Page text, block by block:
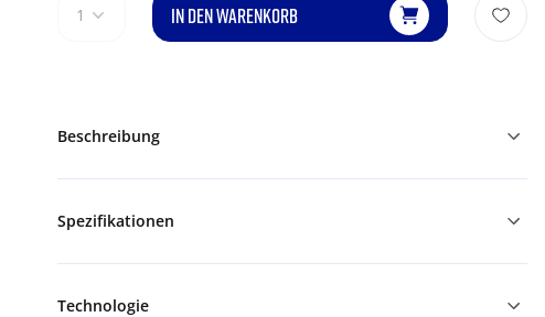
1 IN DEN WARENKORB
Beschreibung
Spezifikationen
Technologie